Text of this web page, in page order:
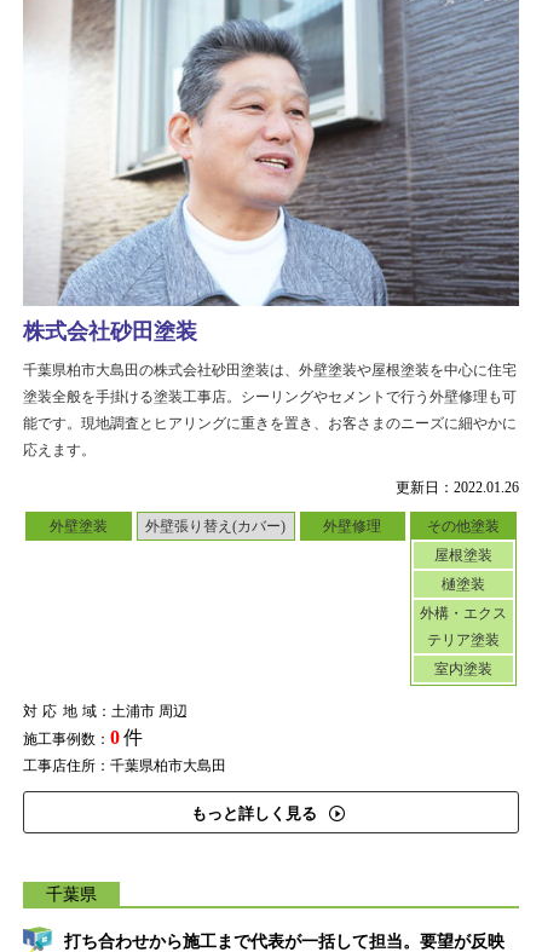
更新日：2022.01.26
外壁塗装 外壁張り替え(カバー) 外壁修理
その他塗装
屋根塗装
樋塗装
外構・エクス
テリア塗装
室内塗装
対応地域：土浦市 周辺
施工事例数： 0件
工事店住所：千葉県柏市大島田
もっと詳しく見る
株式会社砂田塗装
千葉県柏市大島田の株式会社砂田塗装は、外壁塗装や屋根塗装を中心に住宅
塗装全般を手掛ける塗装工事店。シーリングやセメントで行う外壁修理も可
能です。現地調査とヒアリングに重きを置き、お客さまのニーズに細やかに
応えます。
千葉県
打ち合わせから施工まで代表が一括して担当。要望が反映